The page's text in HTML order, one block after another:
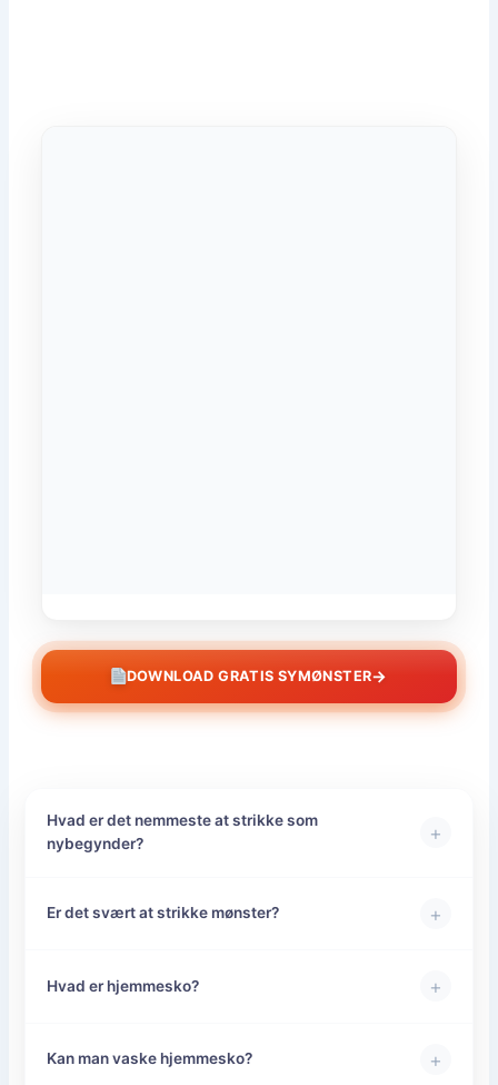
DOWNLOAD GRATIS SYMØNSTER→
Hvad er det nemmeste at strikke som
nybegynder?
+
Er det svært at strikke mønster? +
Hvad er hjemmesko? +
Kan man vaske hjemmesko? +